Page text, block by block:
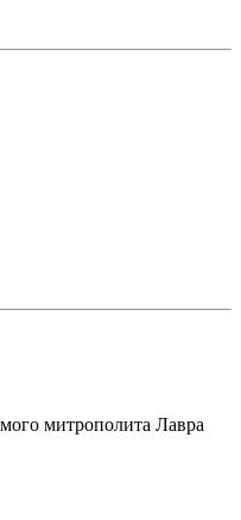
митрополита Лавра